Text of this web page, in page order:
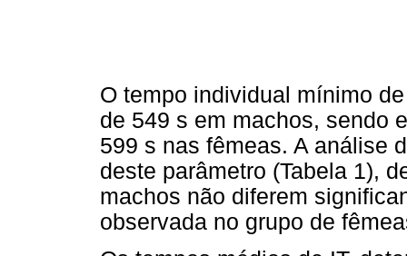
O tempo individual mínimo
de 549 s em machos, sendo
599 s nas fêmeas. A análise
deste parâmetro (Tabela 1),
machos não diferem
observada no grupo de